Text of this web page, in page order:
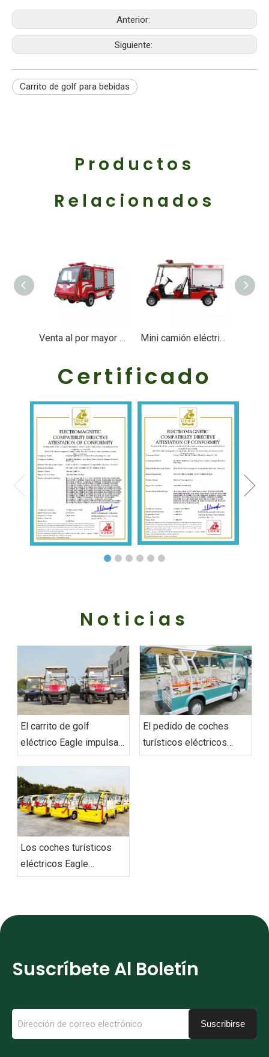
Anterior:
Siguiente:
Carrito de golf para bebidas
Productos
Relacionados
Venta al por mayor Nuevo vehículo eléctrico Ev contra incendios - EG6023F Mini camión eléctrico personalizado con carrito de golf para comida contra incendios, 2 asientos, con caja cerrada - EG2048F
Certificado
Noticias
El carrito de golf
eléctrico Eagle impulsa
la flota personalizada de
movilidad ecológica de
los EAU entregada con
éxito
El pedido de coches
turísticos eléctricos
personalizados‌ de
Los coches turísticos
eléctricos Eagle
entregan un pedido en
Suscríbete Al Boletín
Suscribirse